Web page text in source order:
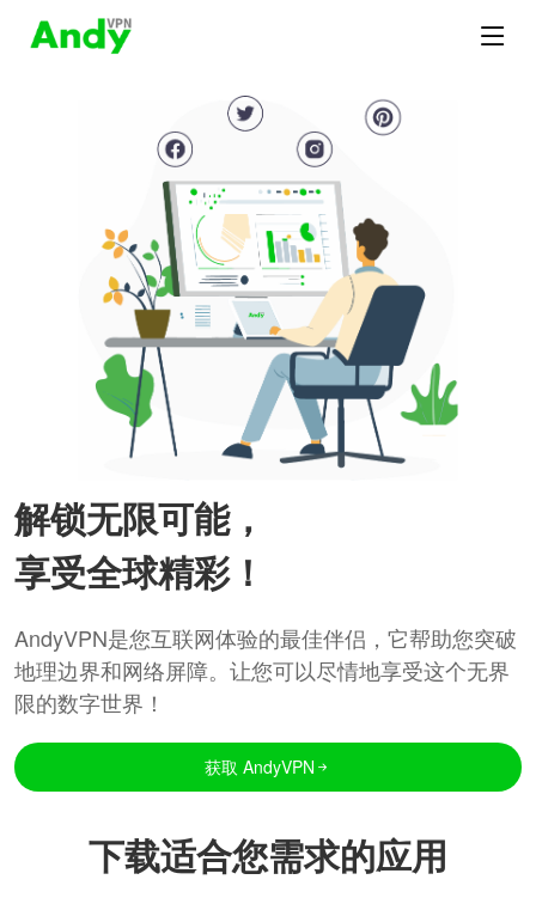
解锁无限可能，
享受全球精彩！
AndyVPN是您互联网体验的最佳伴侣，它帮助您突破
地理边界和网络屏障。让您可以尽情地享受这个无界
限的数字世界！
获取 AndyVPN
下载适合您需求的应用